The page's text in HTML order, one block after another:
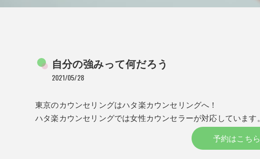
自分の強みって何だろう
2021/05/28
東京のカウンセリングはハタ楽カウンセリングへ！
ハタ楽カウンセリングでは女性カウンセラーが対応しています。
予約はこちら